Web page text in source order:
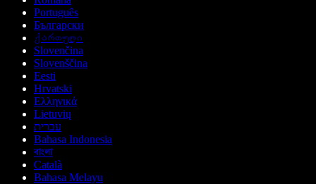
Português
Български
ქართული
Slovenčina
Slovenščina
Eesti
Hrvatski
Ελληνικά
Lietuvių
עברית
Bahasa Indonesia
বাংলা
Català
Bahasa Melayu